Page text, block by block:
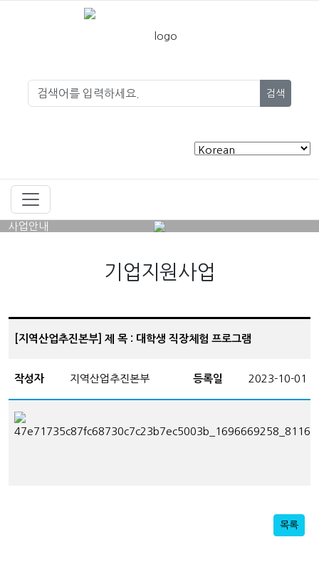
검색
사업안내
기업지원사업
[지역산업추진본부] 제 목 : 대학생 직장체험 프로그램
작성자 지역산업추진본부 등록일 2023-10-01
목록